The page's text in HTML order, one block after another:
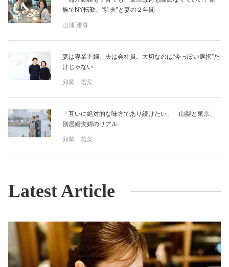
族でNY転勤、“駐夫”と妻の２年間
山浦 雅香
妻は専業主婦、夫は会社員。大切なのは“今っぽい選択”だ
けじゃない
卯岡 若菜
「互いに絶対的な味方であり続けたい」 山梨と東京、
別居婚夫婦のリアル
卯岡 若菜
Latest Article